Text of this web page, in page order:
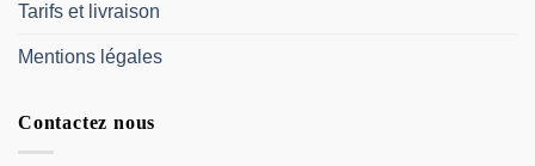
Tarifs et livraison
Mentions légales
Contactez nous